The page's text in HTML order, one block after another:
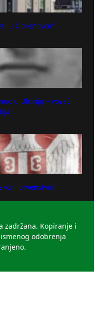
u Obrenovcu“
u Ulcinju – vozač
prvenstvu!
zadržana. Kopiranje i
odobrenja